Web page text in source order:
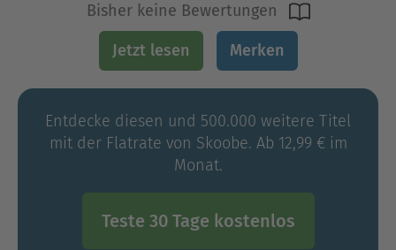
Bisher keine Bewertungen
Jetzt lesen Merken
Entdecke diesen und 500.000 weitere Titel
mit der Flatrate von Skoobe. Ab 12,99 € im
Monat.
Teste 30 Tage kostenlos